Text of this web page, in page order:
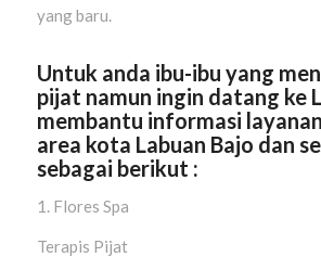
yang baru.
Untuk anda ibu-ibu yang
pijat namun ingin datang ke
membantu informasi
area kota Labuan Bajo dan
sebagai berikut :
1. Flores Spa
Terapis Pijat